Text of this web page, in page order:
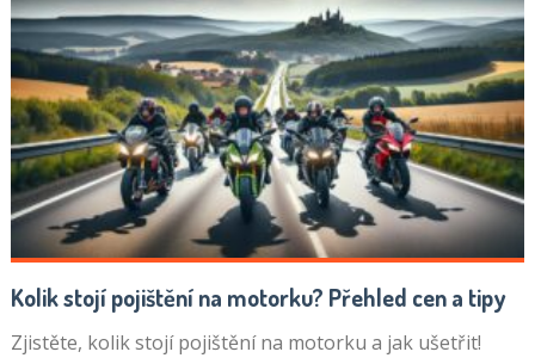
Kolik stojí pojištění na motorku? Přehled cen a tipy
Zjistěte, kolik stojí pojištění na motorku a jak ušetřit!